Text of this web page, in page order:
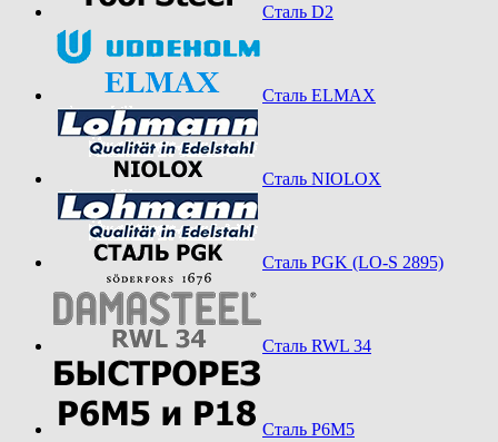
Сталь D2
Сталь ELMAX
Сталь NIOLOX
Сталь PGK (LO-S 2895)
Сталь RWL 34
Сталь Р6М5